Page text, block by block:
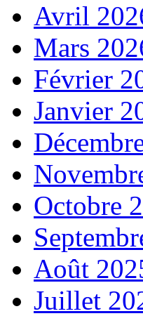
Avril
Mars
Février
Janvier
Octobre
Août
Juillet